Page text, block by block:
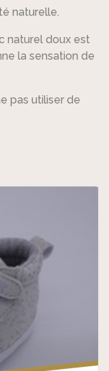
naturelle.
naturel doux est
la sensation de
pas utiliser de